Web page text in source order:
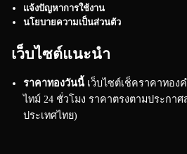
แจ้งปัญหาการใช้งาน
นโยบายความเป็นส่วนตัว
เว็บไซต์แนะนำ
ราคาทองวันนี้ เว็บไซต์เช็คราคาทอง
ไทม์ 24 ชั่วโมง ราคาตรงตามประกา
ประเทศไทย)